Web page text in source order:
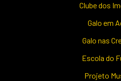
Clube dos
Galo em
Galo nas
Escola do
Projeto